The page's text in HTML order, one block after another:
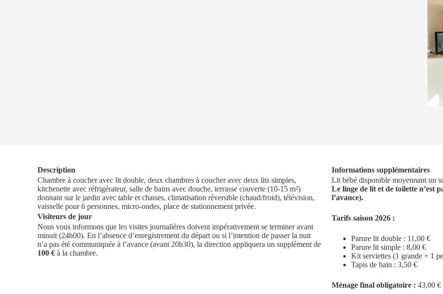
Description
Chambre à coucher avec lit double, deux chambres à coucher avec deux lits simples,
kitchenette avec réfrigérateur, salle de bains avec douche, terrasse couverte (10-15 m²)
donnant sur le jardin avec table et chaises, climatisation réversible (chaud/froid), télévision,
vaisselle pour 6 personnes, micro-ondes, place de stationnement privée.
Visiteurs de jour
Nous vous informons que les visites journalières doivent impérativement se terminer avant
minuit (24h00). En l’absence d’enregistrement du départ ou si l’intention de passer la nuit
n’a pas été communiquée à l’avance (avant 20h30), la direction appliquera un supplément de
100 € à la chambre.
Informations supplémentaires
Lit bébé disponible moyennant un
Le linge de lit et de toilette n’est
l’avance).
Tarifs saison 2026 :
Parure lit double : 11,00 €
Parure lit simple : 8,00 €
Kit serviettes (1 grande + 1
Tapis de bain : 3,50 €
Ménage final obligatoire : 43,00 €